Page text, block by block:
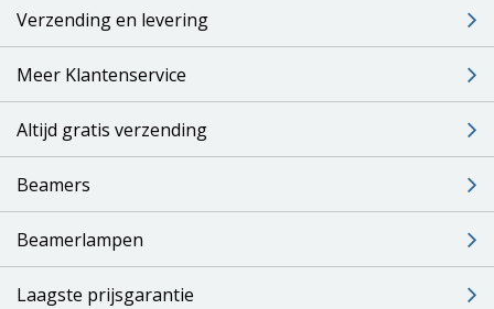
Verzending en levering
Meer Klantenservice
Altijd gratis verzending
Beamers
Beamerlampen
Laagste prijsgarantie